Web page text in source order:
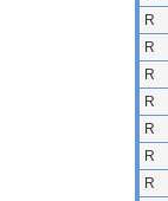
R
R
R
R
R
R
R